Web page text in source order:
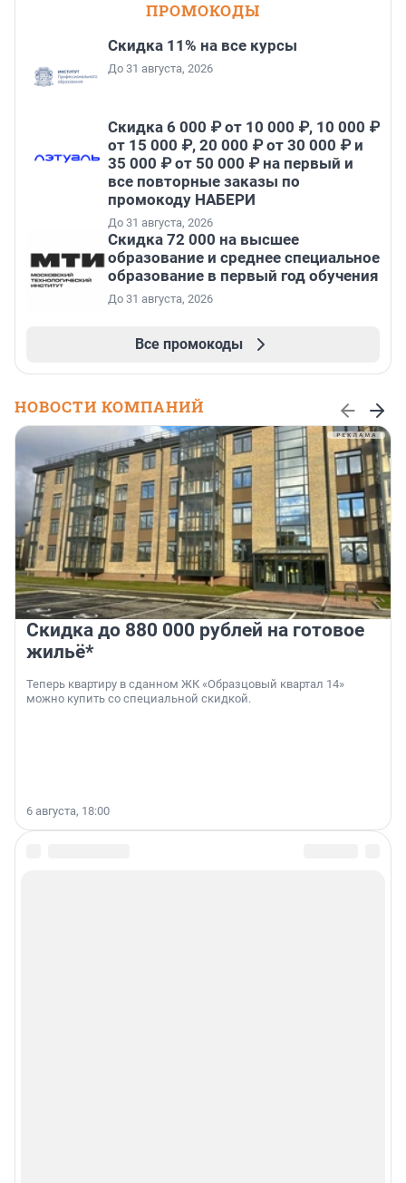
ПРОМОКОДЫ
Скидка 11% на все курсы
До 31 августа, 2026
Скидка 6 000 ₽ от 10 000 ₽, 10 000 ₽
от 15 000 ₽, 20 000 ₽ от 30 000 ₽ и
35 000 ₽ от 50 000 ₽ на первый и
все повторные заказы по
промокоду НАБЕРИ
До 31 августа, 2026
Скидка 72 000 на высшее
образование и среднее специальное
образование в первый год обучения
До 31 августа, 2026
Все промокоды
НОВОСТИ КОМПАНИЙ
Скидка до 880 000 рублей на готовое
жильё*
Теперь квартиру в сданном ЖК «Образцовый квартал 14»
можно купить со специальной скидкой.
6 августа, 18:00